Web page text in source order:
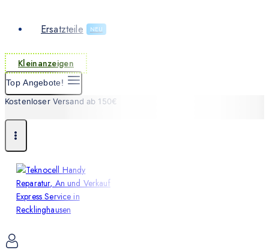
Ersatzteile NEU
Kleinanzeigen
Top Angebote!
Kostenloser Versand ab 150€